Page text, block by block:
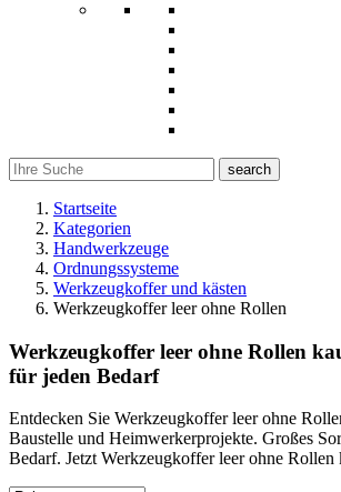
search
Startseite
Kategorien
Handwerkzeuge
Ordnungssysteme
Werkzeugkoffer und kästen
Werkzeugkoffer leer ohne Rollen
Werkzeugkoffer leer ohne Rollen
für jeden Bedarf
Entdecken Sie Werkzeugkoffer leer ohne
Baustelle und Heimwerkerprojekte. Großes
Bedarf. Jetzt Werkzeugkoffer leer ohne Rollen